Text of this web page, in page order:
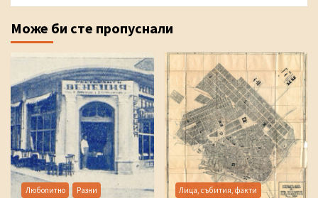
Може би сте пропуснали
Любопитно Разни Лица, събития, факти